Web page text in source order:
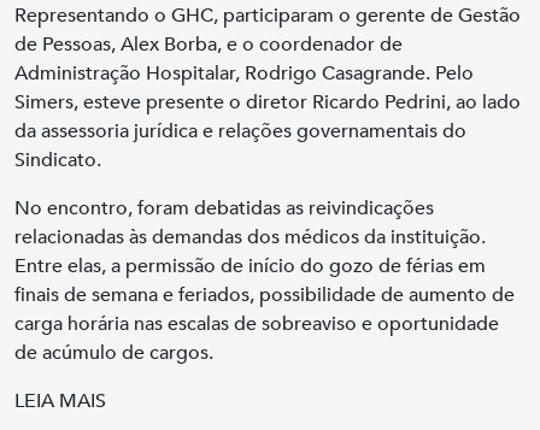
Representando o GHC, participaram o gerente de Gestão
de Pessoas, Alex Borba, e o coordenador de
Administração Hospitalar, Rodrigo Casagrande. Pelo
Simers, esteve presente o diretor Ricardo Pedrini, ao lado
da assessoria jurídica e relações governamentais do
Sindicato.
No encontro, foram debatidas as reivindicações
relacionadas às demandas dos médicos da instituição.
Entre elas, a permissão de início do gozo de férias em
finais de semana e feriados, possibilidade de aumento de
carga horária nas escalas de sobreaviso e oportunidade
de acúmulo de cargos.
LEIA MAIS